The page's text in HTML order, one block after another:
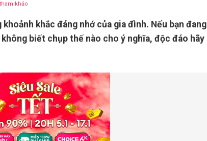
khảo
khắc đáng nhớ của gia đình. Nếu bạn đang
biết chụp thế nào cho ý nghĩa, độc đáo hãy